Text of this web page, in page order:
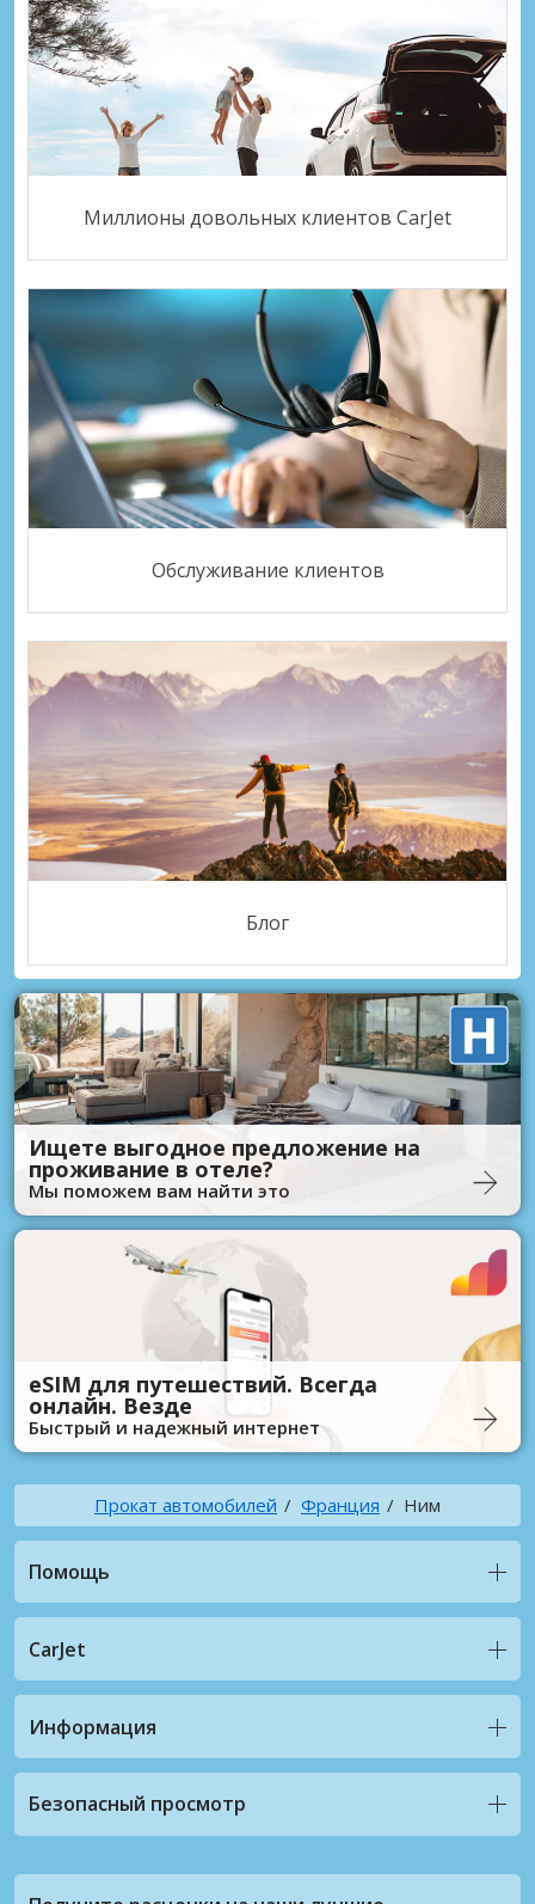
Миллионы довольных клиентов CarJet
Обслуживание клиентов
Блог
Ищете выгодное предложение на
проживание в отеле?
Мы поможем вам найти это
eSIM для путешествий. Всегда
онлайн. Везде
Быстрый и надежный интернет
Прокат автомобилей Франция Ним
Помощь
CarJet
Информация
Безопасный просмотр